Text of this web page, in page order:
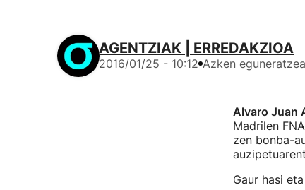
AGENTZIAK | ERREDAKZIOA
2016/01/25 - 10:12 Azken eguneratzea
Alvaro Juan
Madrilen
zen bonba-
Gaur hasi